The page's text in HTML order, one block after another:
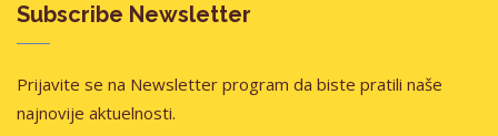
Subscribe Newsletter
Prijavite se na Newsletter program da biste pratili naše
najnovije aktuelnosti.